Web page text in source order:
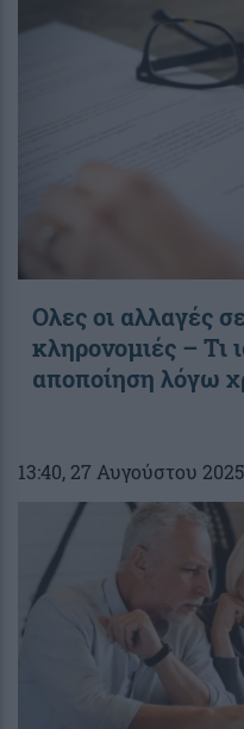
Ολες οι αλλαγές
κληρονομιές – Τι
αποποίηση λόγω
13:40, 27 Αυγούστου 2025